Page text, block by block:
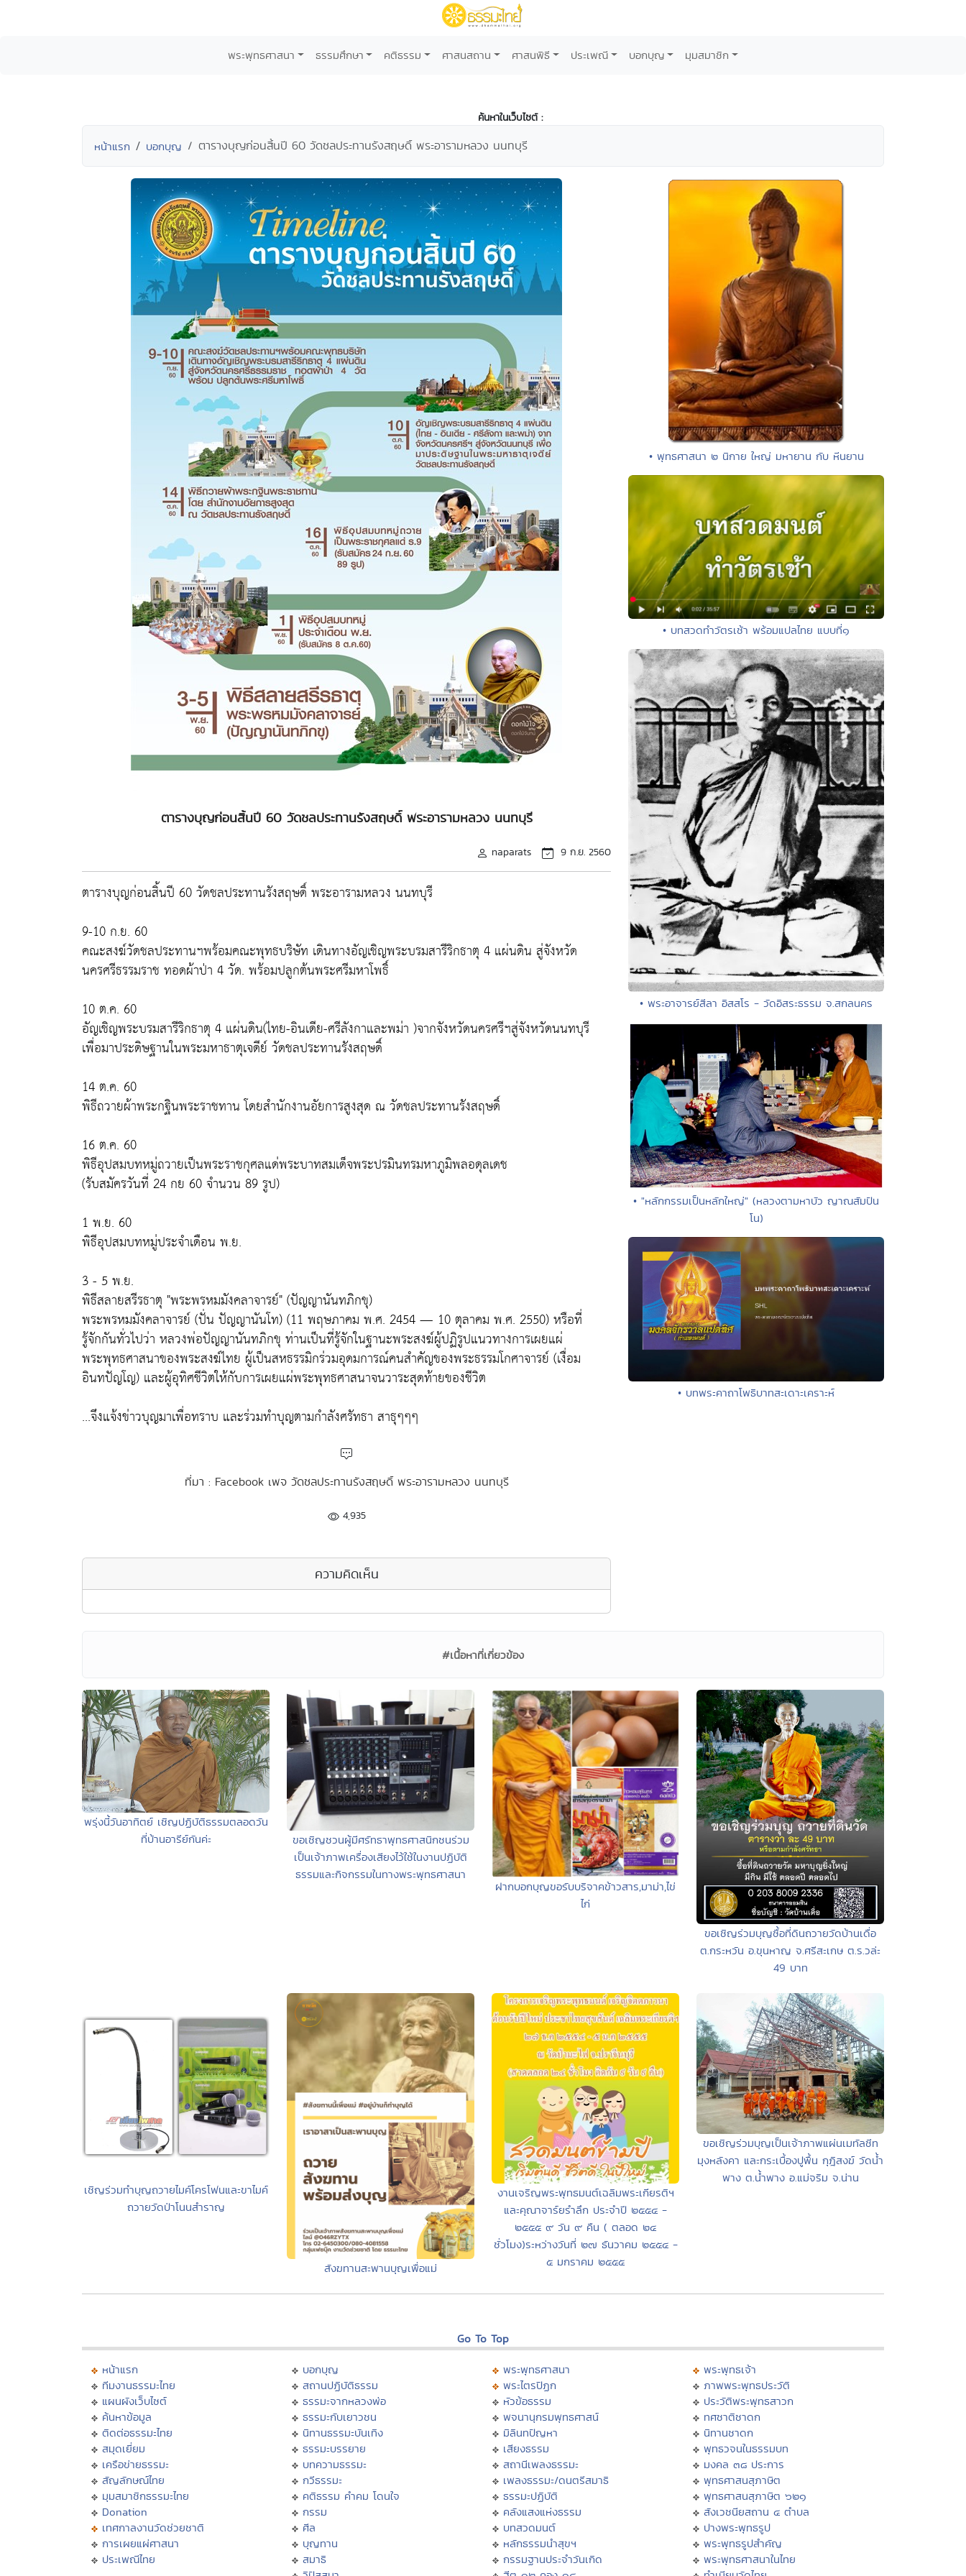
พระพุทธศาสนา ธรรมศึกษา คติธรรม ศาสนสถาน ศาสนพิธี ประเพณี บอกบุญ มุมสมาชิก
ค้นหาในเว็บไซต์ :
หน้าแรก บอกบุญ ตารางบุญก่อนสิ้นปี 60 วัดชลประทานรังสฤษดิ์ พระอารามหลวง นนทบุรี
ตารางบุญก่อนสิ้นปี 60 วัดชลประทานรังสฤษดิ์ พระอารามหลวง นนทบุรี
naparats 9 ก.ย. 2560
ตารางบุญก่อนสิ้นปี 60 วัดชลประทานรังสฤษดิ์ พระอารามหลวง นนทบุรี
9-10 ก.ย. 60
คณะสงฆ์วัดชลประทานฯพร้อมคณะพุทธบริษัท เดินทางอัญเชิญพระบรมสารีริกธาตุ 4 แผ่นดิน สู่จังหวัด
นครศรีธรรมราช ทอดผ้าป่า 4 วัด. พร้อมปลูกต้นพระศรีมหาโพธิ์
10 ต.ค. 60
อัญเชิญพระบรมสารีริกธาตุ 4 แผ่นดิน(ไทย-อินเดีย-ศรีลังกาและพม่า )จากจังหวัดนครศรีฯสู่จังหวัดนนทบุรี
เพื่อมาประดิษฐานในพระมหาธาตุเจดีย์ วัดชลประทานรังสฤษดิ์
14 ต.ค. 60
พิธีถวายผ้าพระกฐินพระราชทาน โดยสำนักงานอัยการสูงสุด ณ วัดชลประทานรังสฤษดิ์
16 ต.ค. 60
พิธีอุปสมบทหมู่ถวายเป็นพระราชกุศลแด่พระบาทสมเด็จพระปรมินทรมหาภูมิพลอดุลเดช
(รับสมัครวันที่ 24 กย 60 จำนวน 89 รูป)
1 พ.ย. 60
พิธีอุปสมบทหมู่ประจำเดือน พ.ย.
3 - 5 พ.ย.
พิธีสลายสรีรธาตุ "พระพรหมมังคลาจารย์" (ปัญญานันทภิกขุ)
พระพรหมมังคลาจารย์ (ปั่น ปัญญานันโท) (11 พฤษภาคม พ.ศ. 2454 — 10 ตุลาคม พ.ศ. 2550) หรือที่
รู้จักกันทั่วไปว่า หลวงพ่อปัญญานันทภิกขุ ท่านเป็นที่รู้จักในฐานะพระสงฆ์ผู้ปฏิรูปแนวทางการเผยแผ่
พระพุทธศาสนาของพระสงฆ์ไทย ผู้เป็นสหธรรมิกร่วมอุดมการณ์คนสำคัญของพระธรรมโกศาจารย์ (เงื่อม
อินทปัญโญ) และผู้อุทิศชีวิตให้กับการเผยแผ่พระพุทธศาสนาจนวาระสุดท้ายของชีวิต
...จึงแจ้งข่าวบุญมาเพื่อทราบ และร่วมทำบุญตามกำลังศรัทธา สาธุๆๆๆ
ที่มา : Facebook เพจ วัดชลประทานรังสฤษดิ์ พระอารามหลวง นนทบุรี
4,935
ความคิดเห็น
• พุทธศาสนา ๒ นิกาย ใหญ่ มหายาน กับ หีนยาน
• บทสวดทำวัตรเช้า พร้อมแปลไทย แบบที่๑
• พระอาจารย์สีลา อิสสโร - วัดอิสระธรรม จ.สกลนคร
• "หลักกรรมเป็นหลักใหญ่" (หลวงตามหาบัว ญาณสัมปัน
โน)
• บทพระคาถาโพธิบาทสะเดาะเคราะห์
#เนื้อหาที่เกี่ยวข้อง
พรุ่งนี้วันอาทิตย์ เชิญปฏิบัติธรรมตลอดวัน
ที่บ้านอารีย์กันค่ะ
ขอเชิญชวนผู้มีศรัทธาพุทธศาสนิกชนร่วม
เป็นเจ้าภาพเครื่องเสียงไว้ใช้ในงานปฏิบัติ
ธรรมและกิจกรรมในทางพระพุทธศาสนา
ฝากบอกบุญขอรับบริจาคข้าวสาร,มาม่า,ไข่
ไก่
ขอเชิญร่วมบุญซื้อที่ดินถวายวัดบ้านเดื่อ
ต.กระหวัน อ.ขุนหาญ จ.ศรีสะเกษ ต.ร.วล่ะ
49 บาท
เชิญร่วมทำบุญถวายไมค์โครโฟนและขาไมค์
ถวายวัดป่าโนนสำราญ
สังฆทานสะพานบุญเพื่อแม่
งานเจริญพระพุทธมนต์เฉลิมพระเกียรติฯ
และคุณาจาร์ยรำลึก ประจำปี ๒๕๕๔ -
๒๕๕๕ ๙ วัน ๙ คืน ( ตลอด ๒๔
ชั่วโมง)ระหว่างวันที่ ๒๗ ธันวาคม ๒๕๕๔ -
๕ มกราคม ๒๕๕๕
ขอเชิญร่วมบุญเป็นเจ้าภาพแผ่นเมทัลชีท
มุงหลังคา และกระเบื้องปูพื้น กุฎิสงฆ์ วัดน้ำ
พาง ต.น้ำพาง อ.แม่จริม จ.น่าน
Go To Top
หน้าแรก
ทีมงานธรรมะไทย
แผนผังเว็บไซต์
ค้นหาข้อมูล
ติดต่อธรรมะไทย
สมุดเยี่ยม
เครือข่ายธรรมะ
สัญลักษณ์ไทย
มุมสมาชิกธรรมะไทย
Donation
เทศกาลงานวัดช่วยชาติ
การเผยแผ่ศาสนา
ประเพณีไทย
บอกบุญ
สถานปฏิบัติธรรม
ธรรมะจากหลวงพ่อ
ธรรมะกับเยาวชน
นิทานธรรมะบันเทิง
ธรรมะบรรยาย
บทความธรรมะ
กวีธรรมะ
คติธรรม คำคม โดนใจ
กรรม
ศีล
บุญทาน
สมาธิ
พระพุทธศาสนา
พระไตรปิฏก
หัวข้อธรรม
พจนานุกรมพุทธศาสน์
มิลินทปัญหา
เสียงธรรม
สถานีเพลงธรรมะ
เพลงธรรมะ/ดนตรีสมาธิ
ธรรมะปฏิบัติ
คลังแสงแห่งธรรม
บทสวดมนต์
หลักธรรมนำสุขฯ
กรรมฐานประจำวันเกิด
พระพุทธเจ้า
ภาพพระพุทธประวัติ
ประวัติพระพุทธสาวก
ทศชาติชาดก
นิทานชาดก
พุทธวจนในธรรมบท
มงคล ๓๘ ประการ
พุทธศาสนสุภาษิต
พุทธศาสนสุภาษิต ๖๒๑
สังเวชนียสถาน ๔ ตำบล
ปางพระพุทธรูป
พระพุทธรูปสำคัญ
พระพุทธศาสนาในไทย